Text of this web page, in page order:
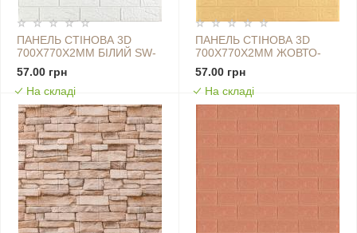
ПАНЕЛЬ СТІНОВА 3D
700Х770Х2ММ БІЛИЙ SW-
00001914
57.00 грн
На складі
ПАНЕЛЬ СТІНОВА 3D
700Х770Х2ММ ЖОВТО-
ПІСОЧНИЙ SW-00001909
57.00 грн
На складі